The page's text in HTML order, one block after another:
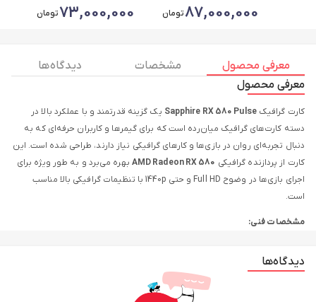
87,000,000تومان 73,000,000تومان
معرفی محصول مشخصات
دیدگاه ها
معرفی محصول
کارت گرافیکSapphire RX 580 Pulse یک گزینه قدرتمند و با عملکرد بالا در
دسته کارت‌های گرافیک میان‌رده است که برای گیمرها و کاربران حرفه‌ای که به
دنبال تجربه‌ای روان در بازی‌ها و کارهای گرافیکی نیاز دارند، طراحی شده است. این
کارت از پردازنده گرافیکی AMD Radeon RX 580 بهره می‌برد و به طور ویژه برای
اجرای بازی‌ها در وضوح Full HD و حتی 1440p با تنظیمات گرافیکی بالا مناسب
است.
مشخصات فنی:
و برنامه‌های گرافیکی سنگین را به راحتی اجرا کند. این حافظه به کارت
کمک می‌کند تا داده‌ها را با سرعت بالا پردازش کرده و عملکرد بهتری را ارائه
دیدگاه‌ها